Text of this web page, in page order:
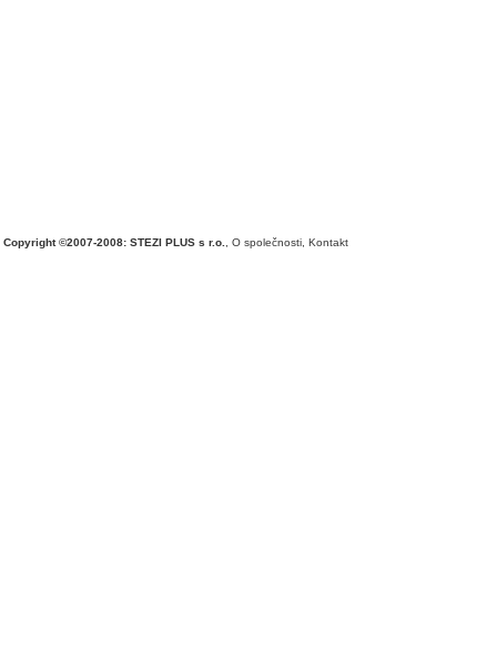
Copyright ©2007-2008: STEZI PLUS s r.o. O společnosti Kontakt